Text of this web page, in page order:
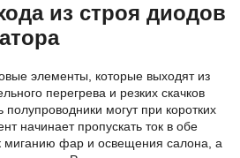
из строя диодов
элементы, которые выходят из
перегрева и резких скачков
могут при коротких
начинает пропускать ток в обе
миганию фар и освещения салона, а